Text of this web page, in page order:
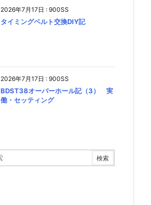
2026年7月17日 : 900SS
タイミングベルト交換DIY記
2026年7月17日 : 900SS
BDST38オーバーホール記（3） 実
働・セッティング